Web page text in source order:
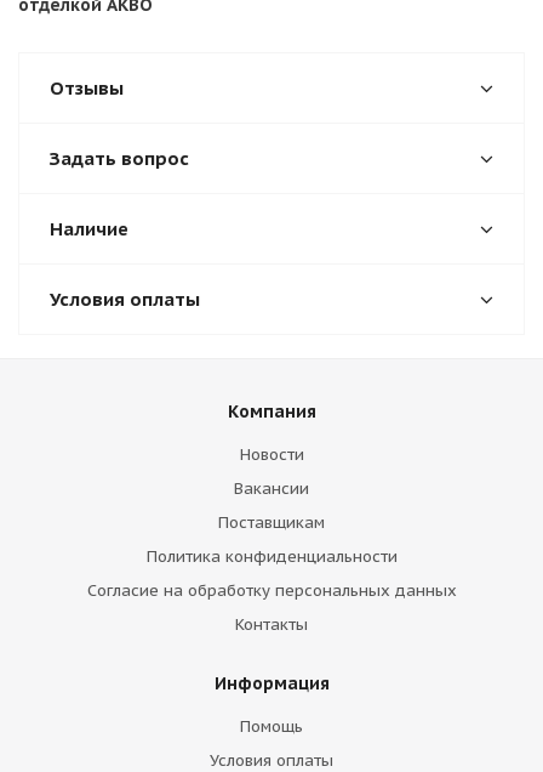
отделкой АКВО
Отзывы
Задать вопрос
Наличие
Условия оплаты
Компания
Новости
Вакансии
Поставщикам
Политика конфиденциальности
Согласие на обработку персональных данных
Контакты
Информация
Помощь
Условия оплаты